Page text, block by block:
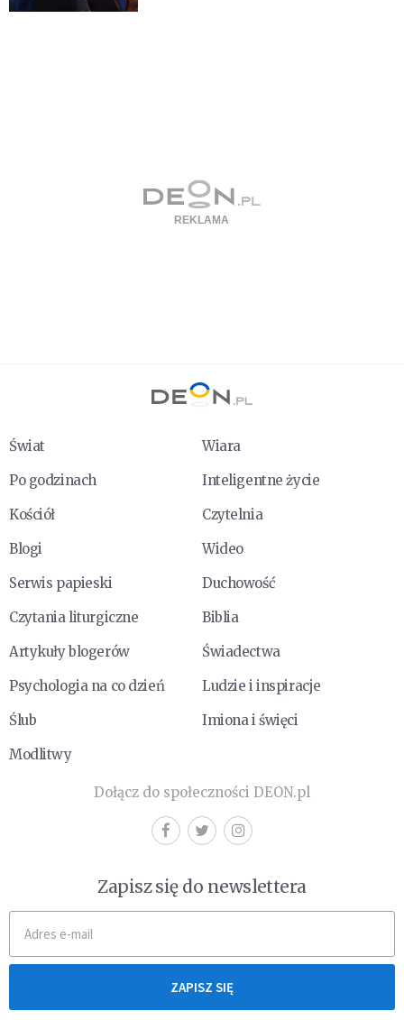
Świat
Wiara
Po godzinach
Inteligentne życie
Kościół
Czytelnia
Blogi
Wideo
Serwis papieski
Duchowość
Czytania liturgiczne
Biblia
Artykuły blogerów
Świadectwa
Psychologia na co dzień
Ludzie i inspiracje
Ślub
Imiona i święci
Modlitwy
Dołącz do społeczności DEON.pl
Zapisz się do newslettera
ZAPISZ SIĘ